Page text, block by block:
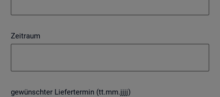
Zeitraum
gewünschter Liefertermin (tt.mm.jjjj)